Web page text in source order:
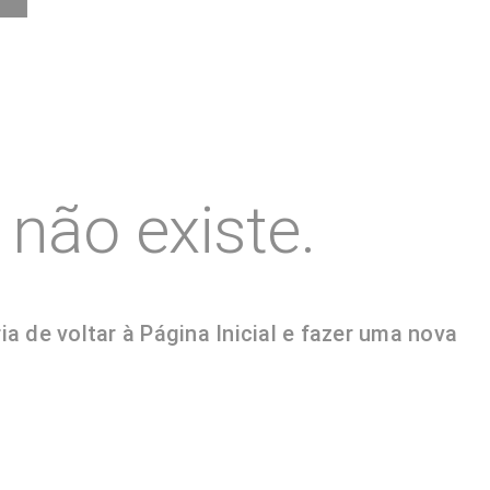
existe.
de voltar à Página Inicial e fazer uma nova